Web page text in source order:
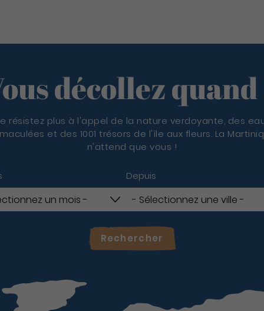
décollez quand
résistez plus à l'appel de la nature verdoyante, des
et des 1001 trésors de l'île aux fleurs. La
n'attend que vous !
Depuis
Rechercher